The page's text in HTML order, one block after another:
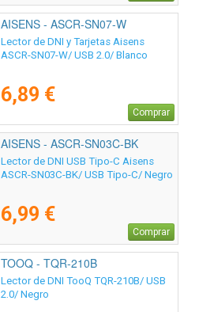
AISENS - ASCR-SN07-W
Lector de DNI y Tarjetas Aisens
ASCR-SN07-W/ USB 2.0/ Blanco
6,89 €
Comprar
AISENS - ASCR-SN03C-BK
Lector de DNI USB Tipo-C Aisens
ASCR-SN03C-BK/ USB Tipo-C/ Negro
6,99 €
Comprar
TOOQ - TQR-210B
Lector de DNI TooQ TQR-210B/ USB
2.0/ Negro